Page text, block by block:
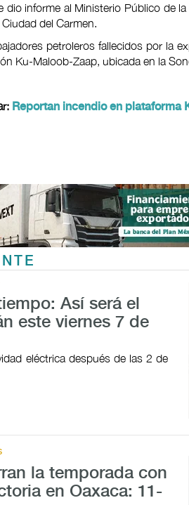
dio informe al Ministerio Público de
del Carmen.
petroleros fallecidos por la
Ku-Maloob-Zaap, ubicada en la
Reportan incendio en plataforma
Así será el
este viernes 7 de
eléctrica después de las 2 de
la temporada con
en Oaxaca: 11-